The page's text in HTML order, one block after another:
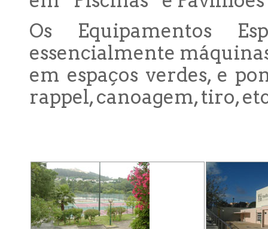
Os Equipamentos
essencialmente
em espaços verdes, e
rappel, canoagem, tiro,